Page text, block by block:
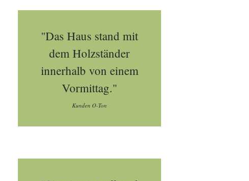
"Das Haus stand mit
dem Holzständer
innerhalb von einem
Vormittag."
Kunden O-Ton